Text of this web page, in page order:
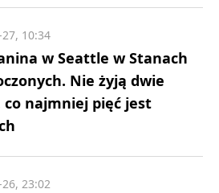
w Seattle w Stanach
Nie żyją dwie
co najmniej pięć jest
10:34
23:02